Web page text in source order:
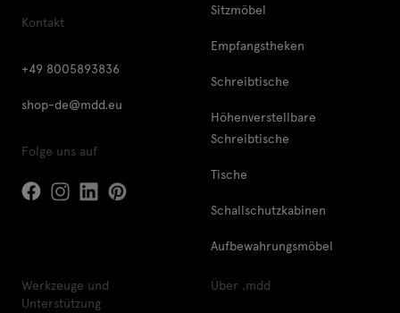
Kontakt
+49 8005893836
shop-de@mdd.eu
Folge uns auf
Sitzmöbel
Empfangstheken
Schreibtische
Höhenverstellbare
Schreibtische
Tische
Schallschutzkabinen
Aufbewahrungsmöbel
Werkzeuge und
Unterstützung
Über .mdd